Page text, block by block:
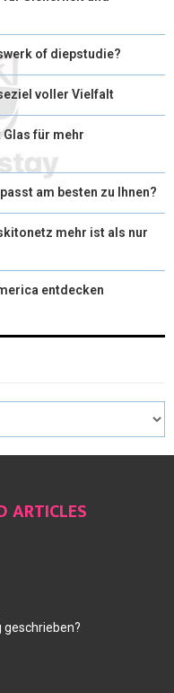
of diepstudie?
voller Vielfalt
für mehr
am besten zu Ihnen?
mehr ist als nur
entdecken
ARTICLES
geschrieben?